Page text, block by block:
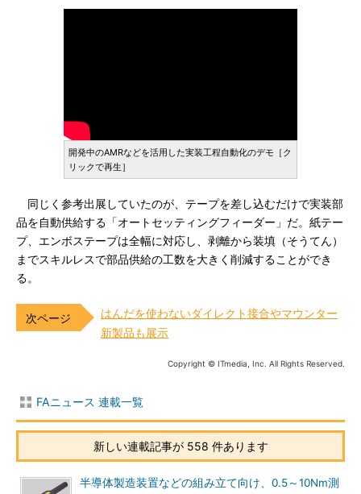
開発中のAMRなどを活用した実装工程自動化のデモ［ク
リックで再生］
同じく参考出展していたのが、テープを差し込むだけで実装部
品を自動供給する「オートセッティングフィーダー」だ。紙テー
プ、エンボステープは全幅に対応し、剥離から装填（そうてん）
までスキルレスで部品供給の工数を大きく削減することができ
る。
はんだを使わないダイレクト接合やマウンター
新製品も展示
Copyright © ITmedia, Inc. All Rights Reserved.
FAニュース 連載一覧
新しい連載記事が 558 件あります
半導体製造装置などの組み立て向け、0.5～10Nm測